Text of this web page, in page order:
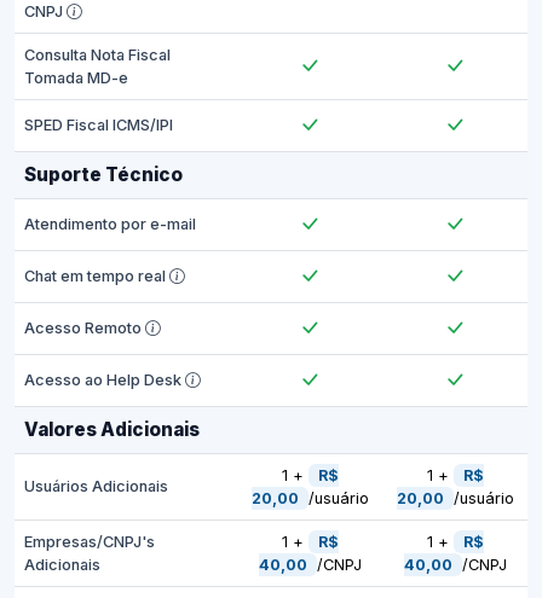
CNPJ
Consulta Nota Fiscal
Tomada MD-e
SPED Fiscal ICMS/IPI
Suporte Técnico
Atendimento por e-mail
Chat em tempo real
Acesso Remoto
Acesso ao Help Desk
Valores Adicionais
Usuários Adicionais
1 +
R$
20,00 /usuário
1 +
R$
20,00 /usuário
Empresas/CNPJ's
Adicionais
1 +
R$
40,00 /CNPJ
1 +
R$
40,00 /CNPJ